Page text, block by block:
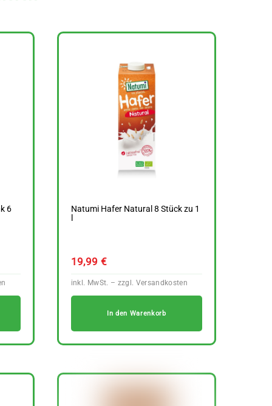
6
Natumi Hafer Natural 8 Stück zu 1
19,99 €
In den Warenkorb